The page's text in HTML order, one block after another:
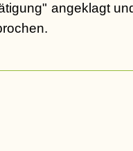
angeklagt